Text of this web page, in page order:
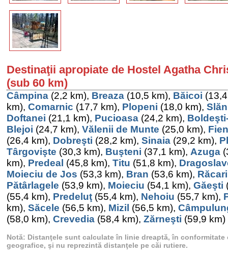
Destinaţii apropiate de Hostel Agatha
(sub 60 km)
Câmpina (2,2 km), Breaza (10,5 km), Băicoi
km), Comarnic (17,7 km), Plopeni (18,0 km),
Doftanei (21,1 km), Pucioasa (24,2 km),
Blejoi (24,7 km), Vălenii de Munte (25,0 km),
(26,4 km), Dobreşti (28,2 km), Sinaia (29,2 km),
Târgovişte (30,3 km), Buşteni (37,1 km), Azuga
km), Predeal (45,8 km), Titu (51,8 km),
Moieciu de Jos (53,3 km), Bran (53,6 km), Răcari
Pătârlagele (53,9 km), Moieciu (54,1 km), Găeşti
(55,4 km), Predeluţ (55,4 km), Nehoiu (55,7 km),
km), Săcele (56,5 km), Mizil (56,5 km),
(58,0 km), Crevedia (58,4 km), Zărneşti (59,9 km)
Notă: Distanţele sunt calculate în linie dreaptă, în conformitate
geografice, şi nu reprezintă distanţele pe căi rutiere.